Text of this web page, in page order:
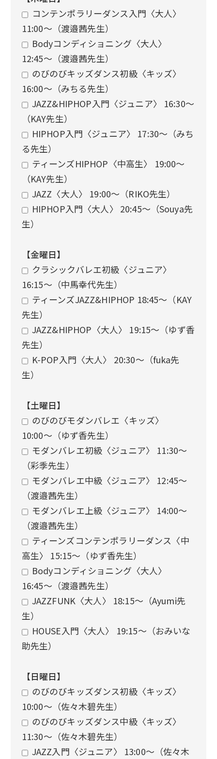
コンテンポラリーダンス入門〈大人〉
11:00〜（渡邉茜先生）
Bodyコンディショニング〈大人〉
12:45〜（渡邉茜先生）
のびのびキッズダンス初級〈キッズ〉
16:00〜（みちる先生）
JAZZ&HIPHOP入門〈ジュニア〉 16:30〜
（KAY先生）
HIPHOP入門〈ジュニア〉 17:30〜（みち
る先生）
ティーンズHIPHOP〈中高生〉 19:00〜
（KAY先生）
JAZZ〈大人〉 19:00〜（RIKO先生）
HIPHOP入門〈大人〉 20:45〜（Souya先
生）
【金曜日】
クラシックバレエ初級〈ジュニア〉
16:15〜（中馬幸代先生）
ティーンズJAZZ&HIPHOP 18:45〜（KAY
先生）
JAZZ&HIPHOP〈大人〉 19:15〜（ゆず香
先生）
K-POP入門〈大人〉 20:30〜（fuka先
生）
【土曜日】
のびのびモダンバレエ〈キッズ〉
10:00〜（ゆず香先生）
モダンバレエ初級〈ジュニア〉 11:30〜
（彩季先生）
モダンバレエ中級〈ジュニア〉 12:45〜
（渡邉茜先生）
モダンバレエ上級〈ジュニア〉 14:00〜
（渡邉茜先生）
ティーンズコンテンポラリーダンス〈中
高生〉 15:15〜（ゆず香先生）
Bodyコンディショニング〈大人〉
16:45〜（渡邉茜先生）
JAZZFUNK〈大人〉 18:15〜（Ayumi先
生）
HOUSE入門〈大人〉 19:15〜（おみいな
助先生）
【日曜日】
のびのびキッズダンス初級〈キッズ〉
10:00〜（佐々木碧先生）
のびのびキッズダンス中級〈キッズ〉
11:30〜（佐々木碧先生）
JAZZ入門〈ジュニア〉 13:00〜（佐々木